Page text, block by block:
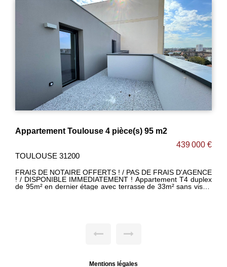
400 000 €
TOULOUSE 31300
RETOUR À LA VENTE !!! DISPONIBLE IMMEDIATEMENT !!!
AU PIED DU TRAMWAY / BUS / COMMERCES / HALLES DE
LA CARTOUCHERIE !!! Appartement 5 pièces de 100m²
privative, toutes donnant accès sur le balcon. -Salle de bain
aménagés, ascenseur... Maxime FONTENELLE LES CLEFSMentions légales